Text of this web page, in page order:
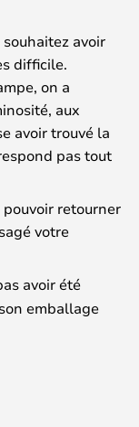
avoir
difficile.
on a
aux
avoir trouvé la
pas tout
pouvoir retourner
votre
avoir été
emballage